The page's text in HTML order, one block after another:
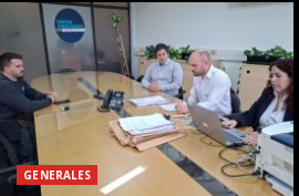
GENERALES